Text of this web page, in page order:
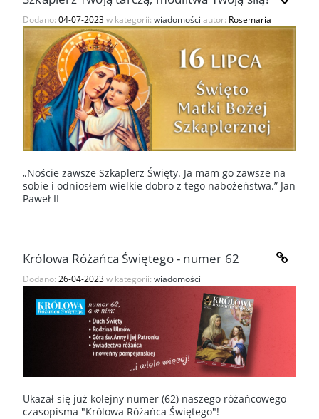
Dodano: 04-07-2023w kategorii: wiadomości autor: Rosemaria
„Noście zawsze Szkaplerz Święty. Ja mam go zawsze na
sobie i odniosłem wielkie dobro z tego nabożeństwa.” Jan
Paweł II
Królowa Różańca Świętego - numer 62
Dodano: 26-04-2023w kategorii: wiadomości
Ukazał się już kolejny numer (62) naszego różańcowego
czasopisma "Królowa Różańca Świętego"!